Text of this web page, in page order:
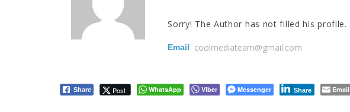
Sorry! The Author has not filled his profile.
Email coolmediateam@gmail.com
Share Post WhatsApp Viber Messenger Share Email